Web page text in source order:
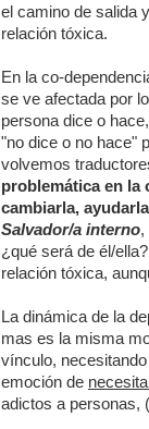
el camino de salida
relación tóxica.
En la co-
se ve afectada por
persona dice o
"no dice o no hace"
volvemos
problemática en la
cambiarla,
Salvador/a interno,
¿qué será de él/
relación tóxica,
La dinámica de la
mas es la misma
vínculo,
emoción de
adictos a personas,